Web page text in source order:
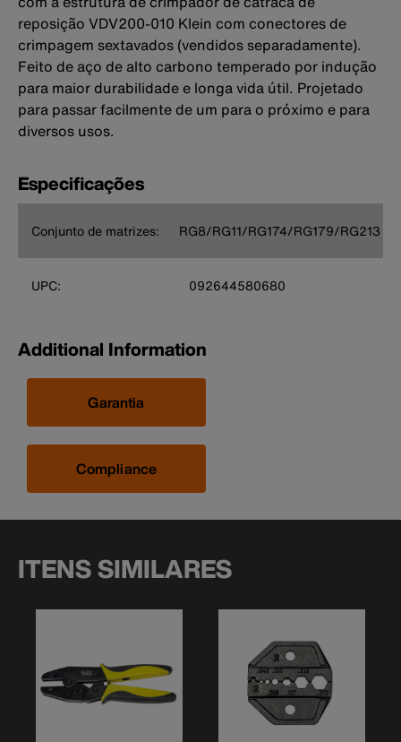
reposição VDV200-010 Klein com conectores de
crimpagem sextavados (vendidos separadamente).
Feito de aço de alto carbono temperado por indução
para maior durabilidade e longa vida útil. Projetado
para passar facilmente de um para o próximo e para
diversos usos.
Especificações
Conjunto de matrizes: RG8/RG11/RG174/RG179/RG213
UPC: 092644580680
Additional Information
Garantia
Compliance
ITENS SIMILARES